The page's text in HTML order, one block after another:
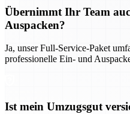
Übernimmt Ihr Team
Auspacken?
Ja, unser Full-Service-Paket
professionelle Ein- und
Ist mein Umzugsgut